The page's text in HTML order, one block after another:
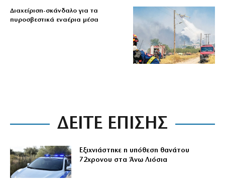
Διαχείριση-σκάνδαλο για τα
πυροσβεστικά εναέρια μέσα
ΔΕΙΤΕ ΕΠΙΣΗΣ
Εξιχνιάστηκε η υπόθεση θανάτου
72χρονου στα Άνω Λιόσια